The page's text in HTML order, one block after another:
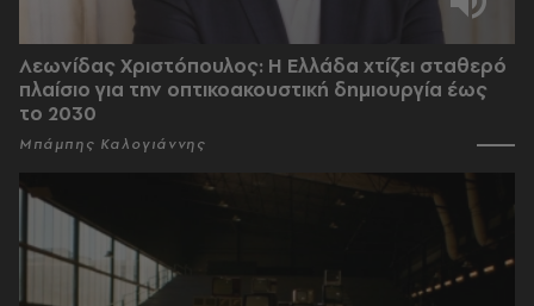
Λεωνίδας Χριστόπουλος: Η Ελλάδα χτίζει σταθερό
πλαίσιο για την οπτικοακουστική δημιουργία έως
το 2030
Μπάμπης Καλογιάννης